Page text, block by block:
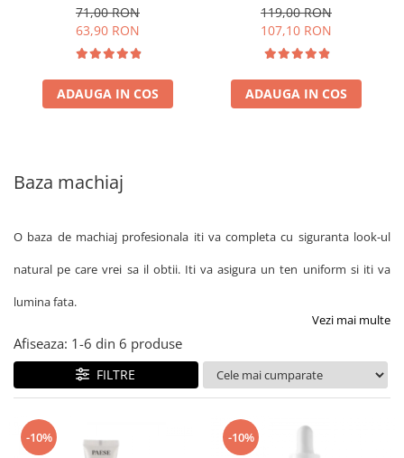
NATURAL 30ml
71,00 RON
63,90 RON
ADAUGA IN COS
natural
119,00 RON
107,10 RON
ADAUGA IN COS
Baza machiaj
O baza de machiaj profesionala iti va completa cu siguranta look-ul
natural pe care vrei sa il obtii. Iti va asigura un ten uniform si iti va
lumina fata.
Vezi mai multe
Afiseaza: 1-6 din 6 produse
FILTRE
-10% -10%